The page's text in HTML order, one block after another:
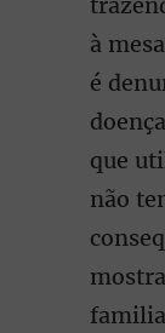
à
é
que
não